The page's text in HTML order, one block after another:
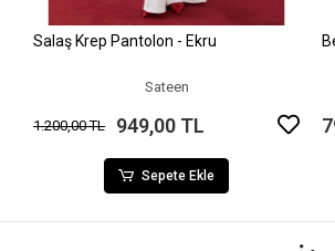
Sepete Ekle
Salaş Krep Pantolon - Ekru
Sateen
1.200,00 TL 949,00 TL
Sepete Ekle